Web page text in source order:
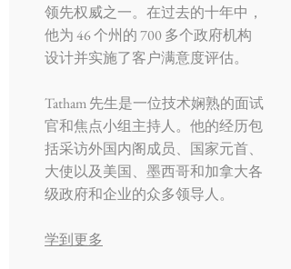
领先权威之一。在过去的十年中，
他为 46 个州的 700 多个政府机构
设计并实施了客户满意度评估。
Tatham 先生是一位技术娴熟的面试
官和焦点小组主持人。他的经历包
括采访外国内阁成员、国家元首、
大使以及美国、墨西哥和加拿大各
级政府和企业的众多领导人。
学到更多